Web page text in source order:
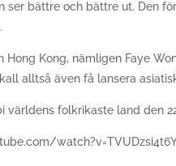
ser bättre och bättre ut. Den
Hong Kong, nämligen Faye
alltså även få lansera
världens folkrikaste land den